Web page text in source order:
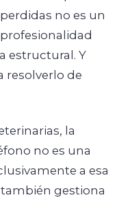
no es un
estructural. Y
resolverlo de
la
no es una
a esa
gestiona